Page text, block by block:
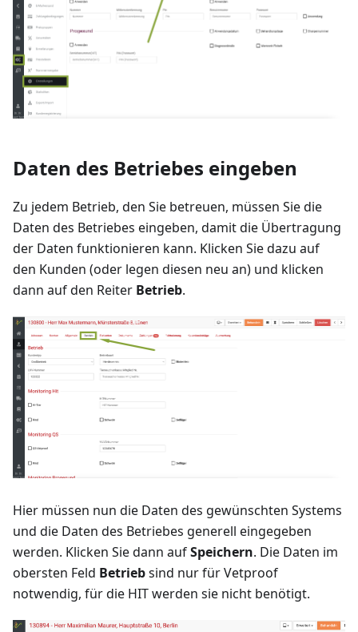
Daten des Betriebes eingeben
Zu jedem Betrieb, den Sie betreuen, müssen Sie die
Daten des Betriebes eingeben, damit die Übertragung
der Daten funktionieren kann. Klicken Sie dazu auf
den Kunden (oder legen diesen neu an) und klicken
dann auf den Reiter Betrieb.
Hier müssen nun die Daten des gewünschten Systems
und die Daten des Betriebes generell eingegeben
werden. Klicken Sie dann aufSpeichern. Die Daten im
obersten Feld Betriebsind nur für Vetproof
notwendig, für die HIT werden sie nicht benötigt.